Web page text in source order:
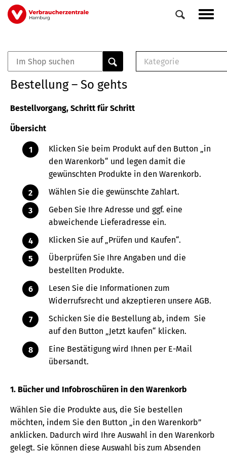
Direkt
zum
Veranstaltungen
0
Elemente
Kategorie
Buch
Bestellung – So gehts
Bestellvorgang, Schritt für Schritt
Übersicht
Klicken Sie beim Produkt auf den Button „in
den Warenkorb“ und legen damit die
gewünschten Produkte in den Warenkorb.
Wählen Sie die gewünschte Zahlart.
Geben Sie Ihre Adresse und ggf. eine
abweichende Lieferadresse ein.
Klicken Sie auf „Prüfen und Kaufen“.
Überprüfen Sie Ihre Angaben und die
bestellten Produkte.
Lesen Sie die Informationen zum
Widerrufsrecht und akzeptieren unsere AGB.
Schicken Sie die Bestellung ab, indem Sie
auf den Button „Jetzt kaufen“ klicken.
Eine Bestätigung wird Ihnen per E-Mail
übersandt.
1. Bücher und Infobroschüren in den Warenkorb
Wählen Sie die Produkte aus, die Sie bestellen
möchten, indem Sie den Button „in den Warenkorb”
anklicken. Dadurch wird Ihre Auswahl in den Warenkorb
gelegt. Sie können diese Auswahl bis zum Absenden